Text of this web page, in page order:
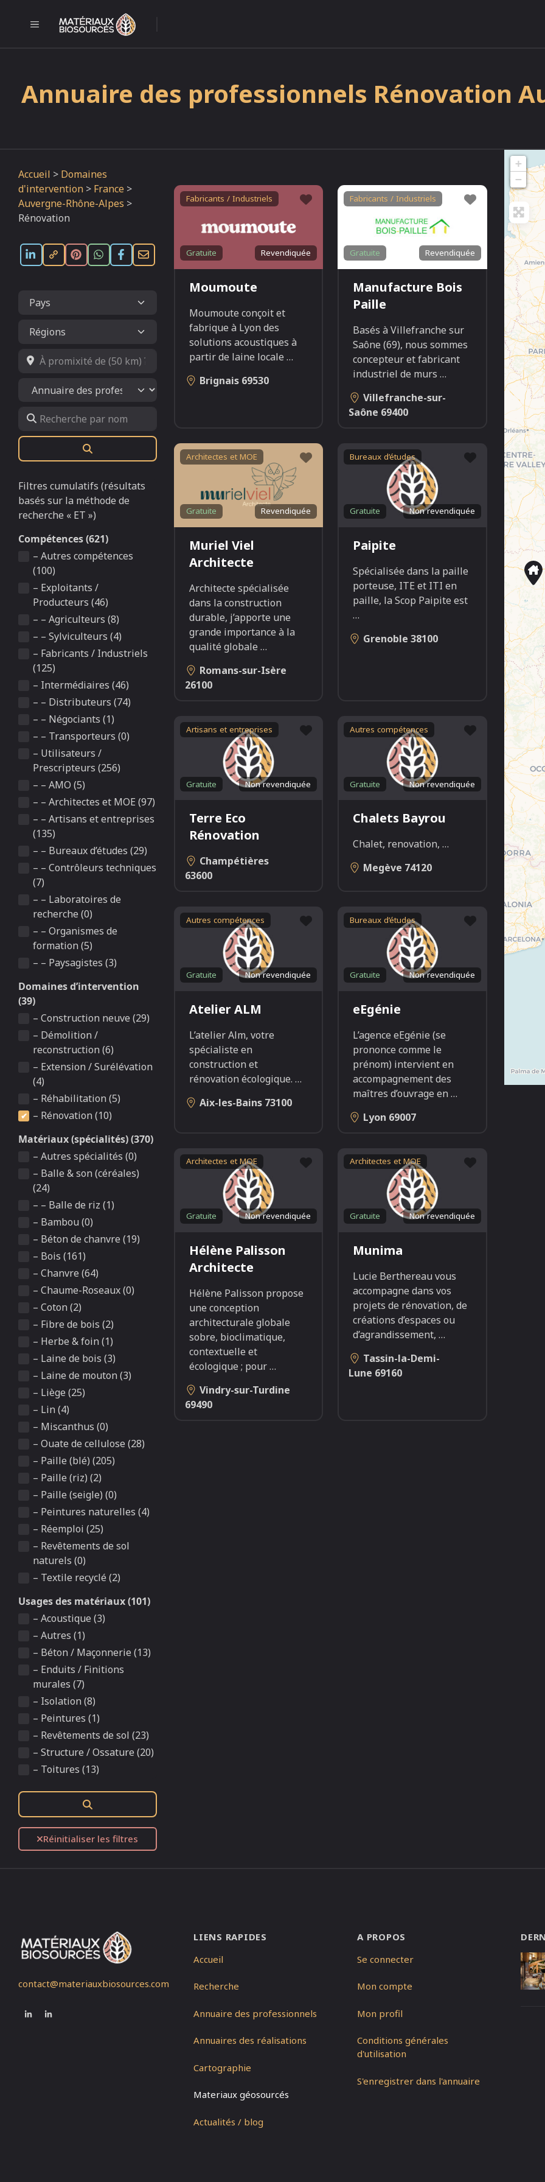
MENU
Annuaire des professionnels Rénovation
Accueil > Domaines
d'intervention > France >
Auvergne-Rhône-Alpes >
Rénovation
À promixité de (50 km) ?
Select search type
Recherche par nom
Filtres cumulatifs (résultats
basés sur la méthode de
recherche « ET »)
Compétences (621)
– Autres compétences
(100)
– Exploitants /
Producteurs (46)
– – Agriculteurs (8)
– – Sylviculteurs (4)
– Fabricants / Industriels
(125)
– Intermédiaires (46)
– – Distributeurs (74)
– – Négociants (1)
– – Transporteurs (0)
– Utilisateurs /
Prescripteurs (256)
– – AMO (5)
– – Architectes et MOE (97)
– – Artisans et entreprises
(135)
– – Bureaux d’études (29)
– – Contrôleurs techniques
(7)
– – Laboratoires de
recherche (0)
– – Organismes de
formation (5)
– – Paysagistes (3)
Domaines d’intervention
(39)
– Construction neuve (29)
– Démolition /
reconstruction (6)
– Extension / Surélévation
(4)
– Réhabilitation (5)
– Rénovation (10)
Matériaux (spécialités) (370)
– Autres spécialités (0)
– Balle & son (céréales)
(24)
– – Balle de riz (1)
– Bambou (0)
– Béton de chanvre (19)
– Bois (161)
– Chanvre (64)
– Chaume-Roseaux (0)
– Coton (2)
– Fibre de bois (2)
– Herbe & foin (1)
– Laine de bois (3)
– Laine de mouton (3)
– Liège (25)
– Lin (4)
– Miscanthus (0)
– Ouate de cellulose (28)
– Paille (blé) (205)
– Paille (riz) (2)
– Paille (seigle) (0)
– Peintures naturelles (4)
– Réemploi (25)
– Revêtements de sol
naturels (0)
– Textile recyclé (2)
Usages des matériaux (101)
– Acoustique (3)
– Autres (1)
– Béton / Maçonnerie (13)
– Enduits / Finitions
murales (7)
– Isolation (8)
– Peintures (1)
– Revêtements de sol (23)
– Structure / Ossature (20)
– Toitures (13)
Réinitialiser les filtres
Favori
Fabricants / Industriels
Revendiquée
Gratuite
Moumoute
Moumoute conçoit et
fabrique à Lyon des
solutions acoustiques à
partir de laine locale …
Brignais 69530
Favori
Fabricants / Industriels
Revendiquée
Gratuite
Manufacture Bois
Paille
Basés à Villefranche sur
Saône (69), nous sommes
concepteur et fabricant
industriel de murs…
Villefranche-sur-
Saône 69400
Favori
Architectes et MOE
Revendiquée
Gratuite
Muriel Viel
Architecte
Architecte spécialisée
dans la construction
durable, j’apporte une
grande importance à la
qualité globale …
Romans-sur-Isère
26100
Favori
Bureaux d’études
Non revendiquée
Gratuite
Paipite
Spécialisée dans la paille
porteuse, ITE et ITI en
paille, la Scop Paipite est
…
Grenoble 38100
Favori
Artisans et entreprises
Non revendiquée
Gratuite
Terre Eco
Rénovation
Champétières
63600
Favori
Autres compétences
Non revendiquée
Gratuite
Chalets Bayrou
Chalet, renovation,…
Megève 74120
Favori
Autres compétences
Non revendiquée
Gratuite
Atelier ALM
L’atelier Alm, votre
spécialiste en
construction et
rénovation écologique. …
Aix-les-Bains 73100
Favori
Bureaux d’études
Non revendiquée
Gratuite
eEgénie
L’agence eEgénie (se
prononce comme le
prénom) intervient en
accompagnement des
maîtres d’ouvrage en…
Lyon 69007
Favori
Architectes et MOE
Non revendiquée
Gratuite
Hélène Palisson
Architecte
Hélène Palisson propose
une conception
architecturale globale
sobre, bioclimatique,
contextuelle et
écologique ; pour…
Vindry-sur-Turdine
69490
Favori
Architectes et MOE
Non revendiquée
Gratuite
Munima
Lucie Berthereau vous
accompagne dans vos
projets de rénovation, de
créations d’espaces ou
d’agrandissement,…
Tassin-la-Demi-
Lune 69160
+
−
contact@materiauxbiosources.com
LIENS RAPIDES
Accueil
Recherche
Annuaire des professionnels
Annuaires des réalisations
Cartographie
Materiaux géosourcés
Actualités / blog
A PROPOS
Se connecter
Mon compte
Mon profil
Conditions générales
d'utilisation
S'enregistrer dans l'annuaire